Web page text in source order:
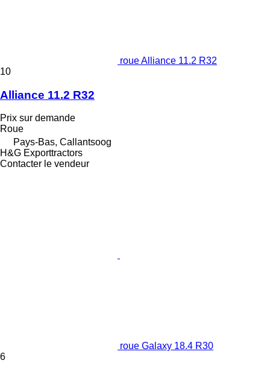
roue Alliance 11.2 R32
10
Alliance 11.2 R32
Prix sur demande
Roue
Pays-Bas, Callantsoog
H&G Exporttractors
Contacter le vendeur
roue Galaxy 18.4 R30
6